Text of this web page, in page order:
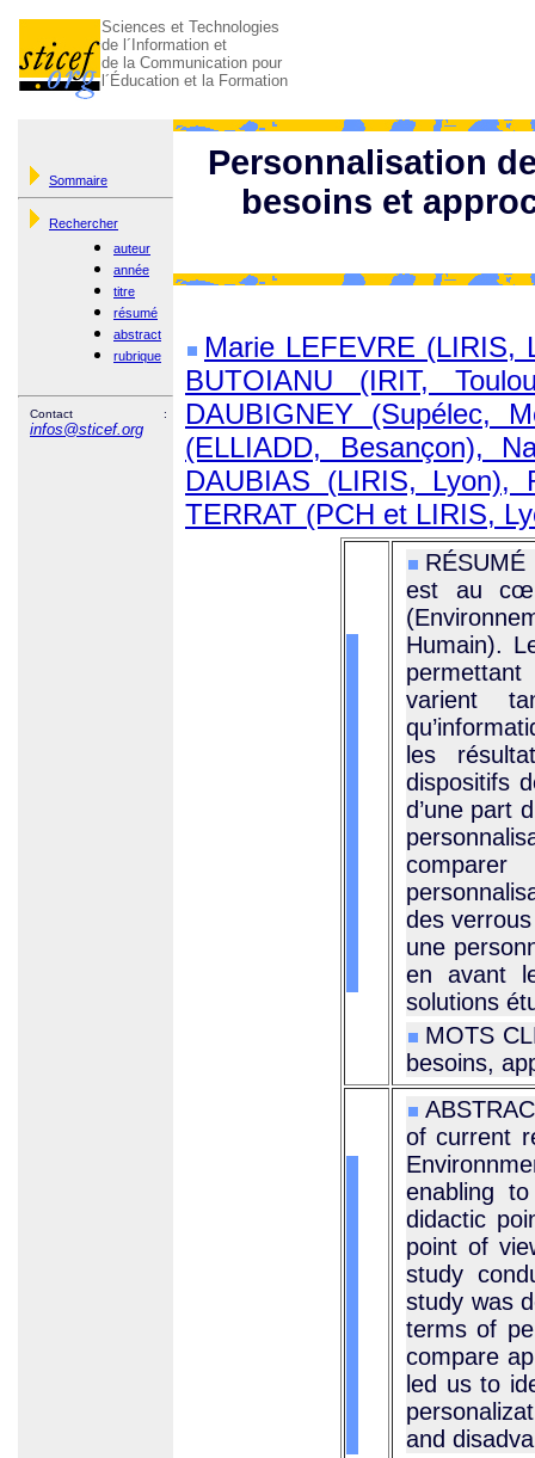
Sciences et Technologies
de l´Information et
de la Communication pour
l´Éducation et la Formation
Sommaire
Rechercher
auteur
année
titre
résumé
abstract
rubrique
Contact :
infos@sticef.org
Personnalisation
besoins et
Marie LEFEVRE (LIRIS,
BUTOIANU (IRIT,
DAUBIGNEY (Supélec,
(ELLIADD, Besançon),
DAUBIAS (LIRIS, Lyon),
TERRAT (PCH et LIRIS,
est au
Humain).
permettant
varient
les
dispositifs
d’une part
des
une
en avant
solutions
MOTS
besoins,
of current
enabling
didactic
point of
study
study was
terms of
compare
led us to
and